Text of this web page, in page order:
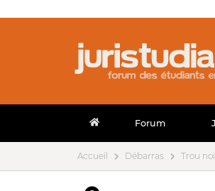
Forum
Accueil Débarras Trou